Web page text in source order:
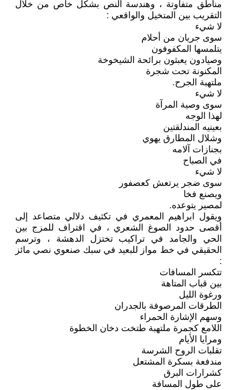
مناطق متفاوتة ، وهندسة النص بشكل خاص من خلال
التقريب بين المتخيل والواقعي :
لا شيء
سوى جريان من أحلام
يتلمسها المكفوفون
وصيادون يعبثون برائحة الشيخوخة
المكنونة تحت شجرة
ملتهبة الجرح.
لا شيء
سوى وصية المرآة
لهذا الوجه
بعينيه المندلقتين
وشلال المطارق يهوي
بجنازات آلامه
في الصباح
لا شيء
سوى ضجر يرتعش كعصفور
ويصنع فخا
لمصير يتوعده.
ويقول ابراهيم المعمري في تكثيف دلالي متصاعد إلى
أقصى حدود الصوغ الشعري ، في اقتراف للمزج بين
الحي والجامد في تراكيب تختزل الدهشة ، وترسم
الحقيقي في خط مواز للبعيد في سبك صنعوي نصي مائز
:
تتكسر المسافات
بين قباب المتاهة
ورغوة الليل
الطرقات المرصوفة بالجدران
وسهم الإشارة الحمراء
اللامع كجمرة ملتهبة طتخت دخان الخطوة
ومرايا الأيام
تقلبات الروح الشرسة
مندفعة بسكرة المشتعل
كشرارات البرق
على طول المسافة